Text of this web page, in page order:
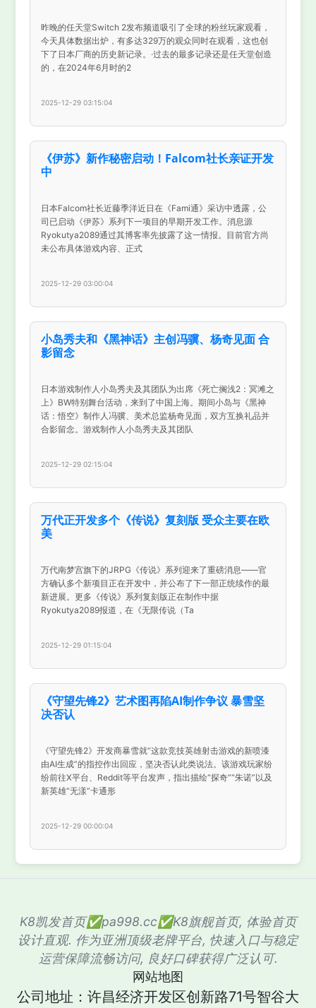
昨晚的任天堂Switch 2发布频道吸引了全球的粉丝玩家观看，
今天具体数据出炉，有多达329万的观众同时在观看，这也创
下了日本厂商的历史新记录。·过去的最多记录还是任天堂创造
的，在2024年6月时的2
2025-12-29 03:15:04
《伊苏》新作秘密启动！Falcom社长亲证开发
中
日本Falcom社长近藤季洋近日在《Fami通》采访中透露，公
司已启动《伊苏》系列下一项目的早期开发工作。消息源
Ryokutya2089通过其博客率先披露了这一情报。目前官方尚
未公布具体游戏内容、正式
2025-12-29 03:00:04
小岛秀夫和《黑神话》主创冯骥、杨奇见面 合
影留念
日本游戏制作人小岛秀夫及其团队为出席《死亡搁浅2：冥滩之
上》BW特别舞台活动，来到了中国上海。期间小岛与《黑神
话：悟空》制作人冯骥、美术总监杨奇见面，双方互换礼品并
合影留念。游戏制作人小岛秀夫及其团队
2025-12-29 02:15:04
万代正开发多个《传说》复刻版 受众主要在欧
美
万代南梦宫旗下的JRPG《传说》系列迎来了重磅消息——官
方确认多个新项目正在开发中，并公布了下一部正统续作的最
新进展。更多《传说》系列复刻版正在制作中据
Ryokutya2089报道，在《无限传说（Ta
2025-12-29 01:15:04
《守望先锋2》艺术图再陷AI制作争议 暴雪坚
决否认
《守望先锋2》开发商暴雪就“这款竞技英雄射击游戏的新喷漆
由AI生成”的指控作出回应，坚决否认此类说法。该游戏玩家纷
纷前往X平台、Reddit等平台发声，指出描绘“探奇”“朱诺”以及
新英雄“无漾”卡通形
2025-12-29 00:00:04
K8凯发首页✅pa998.cc✅K8旗舰首页, 体验首页
设计直观. 作为亚洲顶级老牌平台, 快速入口与稳定
运营保障流畅访问, 良好口碑获得广泛认可.
网站地图
公司地址：许昌经济开发区创新路71号智谷大